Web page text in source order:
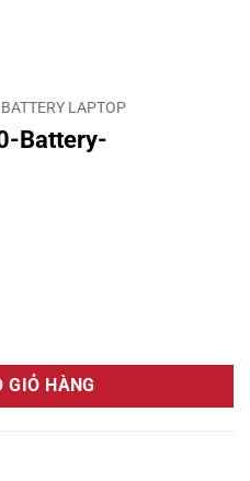
BATTERY LAPTOP
Battery-
số lượng
GIỎ HÀNG